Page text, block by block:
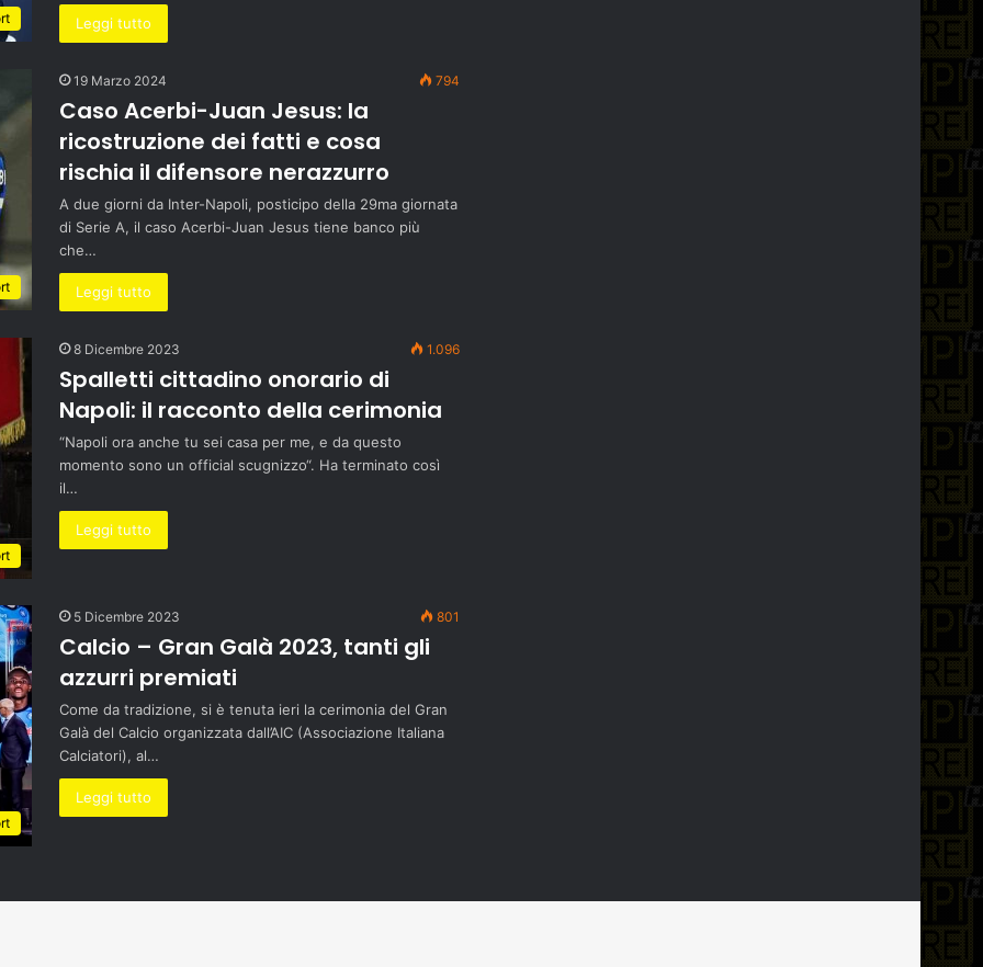
Leggi tutto
19 Marzo 2024 794
Caso Acerbi-Juan Jesus: la
ricostruzione dei fatti e cosa
rischia il difensore nerazzurro
A due giorni da Inter-Napoli, posticipo della 29ma giornata
di Serie A, il caso Acerbi-Juan Jesus tiene banco più
che…
Leggi tutto
8 Dicembre 2023 1.096
Spalletti cittadino onorario di
Napoli: il racconto della cerimonia
“Napoli ora anche tu sei casa per me, e da questo
momento sono un official scugnizzo“. Ha terminato così
il…
Leggi tutto
5 Dicembre 2023 801
Calcio – Gran Galà 2023, tanti gli
azzurri premiati
Come da tradizione, si è tenuta ieri la cerimonia del Gran
Galà del Calcio organizzata dall’AIC (Associazione Italiana
Calciatori), al…
Leggi tutto